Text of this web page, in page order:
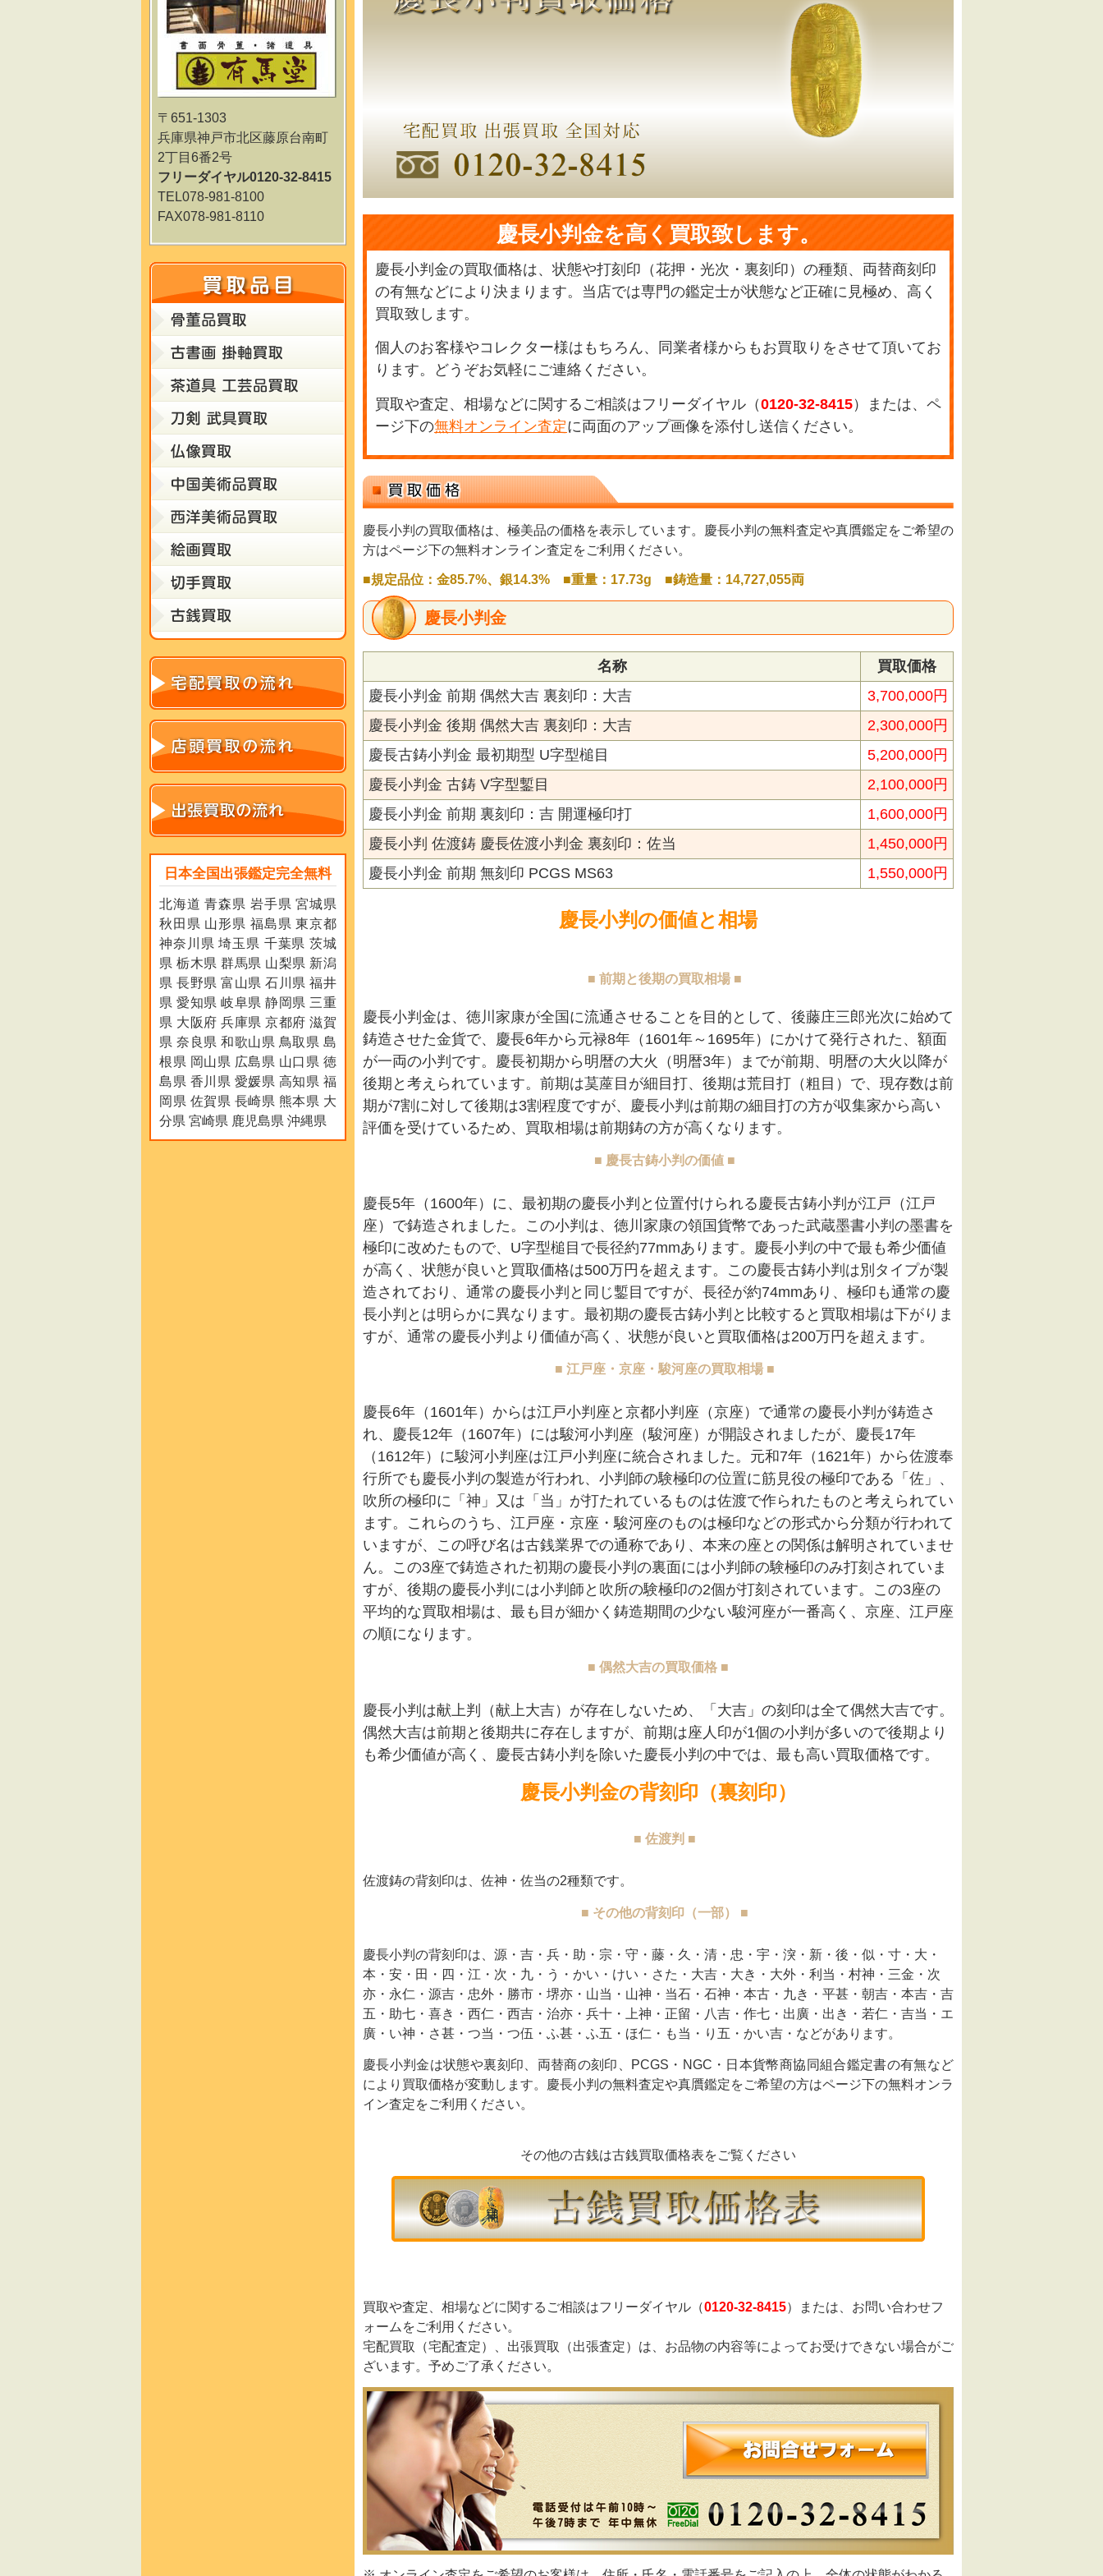
慶長小判金を高く買取致します。
慶長小判金の買取価格は、状態や打刻印（花押・光次・裏刻印）の種類、両替商刻印
の有無などにより決まります。当店では専門の鑑定士が状態など正確に見極め、高く
買取致します。
個人のお客様やコレクター様はもちろん、同業者様からもお買取りをさせて頂いてお
ります。どうぞお気軽にご連絡ください。
買取や査定、相場などに関するご相談はフリーダイヤル（0120-32-8415）または、ペ
ージ下の無料オンライン査定に両面のアップ画像を添付し送信ください。
慶長小判の買取価格は、極美品の価格を表示しています。慶長小判の無料査定や真贋鑑定をご希望の
方はページ下の無料オンライン査定をご利用ください。
■規定品位：金85.7%、銀14.3% ■重量：17.73g ■鋳造量：14,727,055両
慶長小判金
名称
買取価格
慶長小判金 前期 偶然大吉 裏刻印：大吉
3,700,000円
慶長小判金 後期 偶然大吉 裏刻印：大吉
2,300,000円
慶長古鋳小判金 最初期型 U字型槌目
5,200,000円
慶長小判金 古鋳 V字型鏨目
2,100,000円
慶長小判金 前期 裏刻印：吉 開運極印打
1,600,000円
慶長小判 佐渡鋳 慶長佐渡小判金 裏刻印：佐当
1,450,000円
慶長小判金 前期 無刻印 PCGS MS63
1,550,000円
慶長小判の価値と相場
■ 前期と後期の買取相場 ■
慶長小判金は、徳川家康が全国に流通させることを目的として、後藤庄三郎光次に始めて
鋳造させた金貨で、慶長6年から元禄8年（1601年～1695年）にかけて発行された、額面
が一両の小判です。慶長初期から明暦の大火（明暦3年）までが前期、明暦の大火以降が
後期と考えられています。前期は茣蓙目が細目打、後期は荒目打（粗目）で、現存数は前
期が7割に対して後期は3割程度ですが、慶長小判は前期の細目打の方が収集家から高い
評価を受けているため、買取相場は前期鋳の方が高くなります。
■ 慶長古鋳小判の価値 ■
慶長5年（1600年）に、最初期の慶長小判と位置付けられる慶長古鋳小判が江戸（江戸
座）で鋳造されました。この小判は、徳川家康の領国貨幣であった武蔵墨書小判の墨書を
極印に改めたもので、U字型槌目で長径約77mmあります。慶長小判の中で最も希少価値
が高く、状態が良いと買取価格は500万円を超えます。この慶長古鋳小判は別タイプが製
造されており、通常の慶長小判と同じ鏨目ですが、長径が約74mmあり、極印も通常の慶
長小判とは明らかに異なります。最初期の慶長古鋳小判と比較すると買取相場は下がりま
すが、通常の慶長小判より価値が高く、状態が良いと買取価格は200万円を超えます。
■ 江戸座・京座・駿河座の買取相場 ■
慶長6年（1601年）からは江戸小判座と京都小判座（京座）で通常の慶長小判が鋳造さ
れ、慶長12年（1607年）には駿河小判座（駿河座）が開設されましたが、慶長17年
（1612年）に駿河小判座は江戸小判座に統合されました。元和7年（1621年）から佐渡奉
行所でも慶長小判の製造が行われ、小判師の験極印の位置に筋見役の極印である「佐」、
吹所の極印に「神」又は「当」が打たれているものは佐渡で作られたものと考えられてい
ます。これらのうち、江戸座・京座・駿河座のものは極印などの形式から分類が行われて
いますが、この呼び名は古銭業界での通称であり、本来の座との関係は解明されていませ
ん。この3座で鋳造された初期の慶長小判の裏面には小判師の験極印のみ打刻されていま
すが、後期の慶長小判には小判師と吹所の験極印の2個が打刻されています。この3座の
平均的な買取相場は、最も目が細かく鋳造期間の少ない駿河座が一番高く、京座、江戸座
の順になります。
■ 偶然大吉の買取価格 ■
慶長小判は献上判（献上大吉）が存在しないため、「大吉」の刻印は全て偶然大吉です。
偶然大吉は前期と後期共に存在しますが、前期は座人印が1個の小判が多いので後期より
も希少価値が高く、慶長古鋳小判を除いた慶長小判の中では、最も高い買取価格です。
慶長小判金の背刻印（裏刻印）
■ 佐渡判 ■
佐渡鋳の背刻印は、佐神・佐当の2種類です。
■ その他の背刻印（一部） ■
慶長小判の背刻印は、源・吉・兵・助・宗・守・藤・久・清・忠・宇・湥・新・後・似・寸・大・
本・安・田・四・江・次・九・う・かい・けい・さた・大吉・大き・大外・利当・村神・三金・次
亦・永仁・源吉・忠外・勝市・堺亦・山当・山神・当石・石神・本古・九き・平甚・朝吉・本吉・吉
五・助七・喜き・西仁・西吉・治亦・兵十・上神・正留・八吉・作七・出廣・出き・若仁・吉当・エ
廣・い神・さ甚・つ当・つ伍・ふ甚・ふ五・ほ仁・も当・り五・かい吉・などがあります。
慶長小判金は状態や裏刻印、両替商の刻印、PCGS・NGC・日本貨幣商協同組合鑑定書の有無など
により買取価格が変動します。慶長小判の無料査定や真贋鑑定をご希望の方はページ下の無料オンラ
イン査定をご利用ください。
その他の古銭は古銭買取価格表をご覧ください
買取や査定、相場などに関するご相談はフリーダイヤル（0120-32-8415）または、お問い合わせフ
ォームをご利用ください。
宅配買取（宅配査定）、出張買取（出張査定）は、お品物の内容等によってお受けできない場合がご
ざいます。予めご了承ください。
〒651-1303
兵庫県神戸市北区藤原台南町
2丁目6番2号
フリーダイヤル0120-32-8415
TEL078-981-8100
FAX078-981-8110
日本全国出張鑑定完全無料
北海道 青森県 岩手県 宮城県
秋田県 山形県 福島県 東京都
神奈川県 埼玉県 千葉県 茨城
県 栃木県 群馬県 山梨県 新潟
県 長野県 富山県 石川県 福井
県 愛知県 岐阜県 静岡県 三重
県 大阪府 兵庫県 京都府 滋賀
県 奈良県 和歌山県 鳥取県 島
根県 岡山県 広島県 山口県 徳
島県 香川県 愛媛県 高知県 福
岡県 佐賀県 長崎県 熊本県 大
分県 宮崎県 鹿児島県 沖縄県